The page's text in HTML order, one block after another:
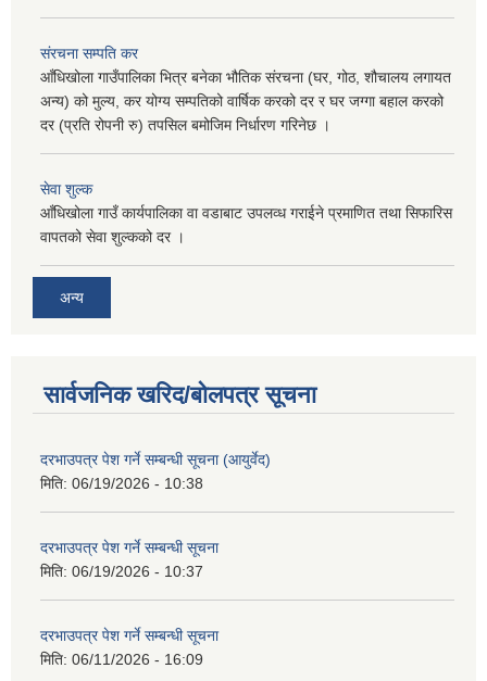
संरचना सम्पति कर
आँधिखोला गाउँपालिका भित्र बनेका भौतिक संरचना (घर, गोठ, शौचालय लगायत
अन्य) को मुल्य, कर योग्य सम्पतिको वार्षिक करको दर र घर जग्गा बहाल करको
दर (प्रति रोपनी रु) तपसिल बमोजिम निर्धारण गरिनेछ ।
सेवा शुल्क
आँधिखोला गाउँ कार्यपालिका वा वडाबाट उपलव्ध गराईने प्रमाणित तथा सिफारिस
वापतको सेवा शुल्कको दर ।
अन्य
सार्वजनिक खरिद/बोलपत्र सूचना
दरभाउपत्र पेश गर्ने सम्बन्धी सूचना (आयुर्वेद)
मिति: 06/19/2026 - 10:38
दरभाउपत्र पेश गर्ने सम्बन्धी सूचना
मिति: 06/19/2026 - 10:37
दरभाउपत्र पेश गर्ने सम्बन्धी सूचना
मिति: 06/11/2026 - 16:09